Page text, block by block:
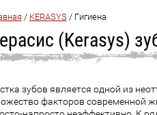
/ KERASYS / Гигиена
(Kerasys)
зубов является одной из
факторов современной